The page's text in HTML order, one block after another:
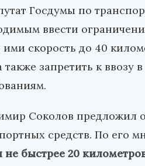
Госдумы по
ввести
скорость до 40
запретить к
Соколов предложил
средств. По его
быстрее 20